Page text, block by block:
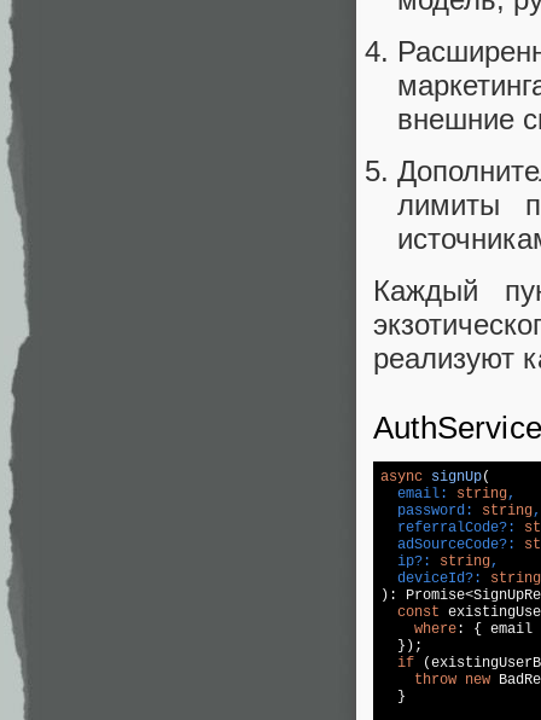
внешние
лимиты
Каждый
реализуют
async signUp(
  email:
string,
  password:
string,
  referralCode?:
  adSourceCode?:
  ip?:
string,
  deviceId?:
string
):
const
where: { email
  });
if
throw new
  }